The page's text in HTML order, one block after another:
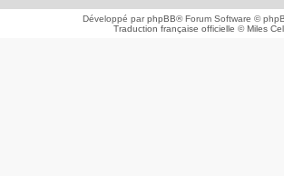
Développé parphpBB® Forum Software ©
Traduction française officielle ©Miles